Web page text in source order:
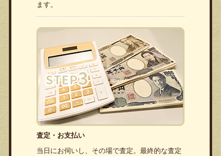
ます。
査定・お支払い
当日にお伺いし、その場で査定。最終的な査定